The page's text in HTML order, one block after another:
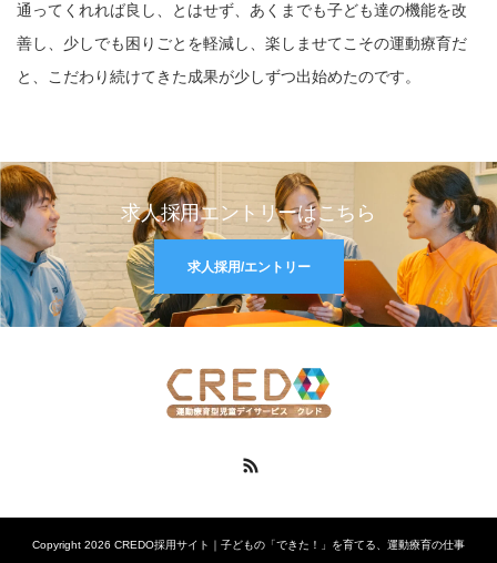
通ってくれれば良し、とはせず、あくまでも子ども達の機能を改
善し、少しでも困りごとを軽減し、楽しませてこその運動療育だ
と、こだわり続けてきた成果が少しずつ出始めたのです。
求人採用エントリーはこちら
求人採用/エントリー
Copyright 2026 CREDO採用サイト｜子どもの「できた！」を育てる、運動療育の仕事